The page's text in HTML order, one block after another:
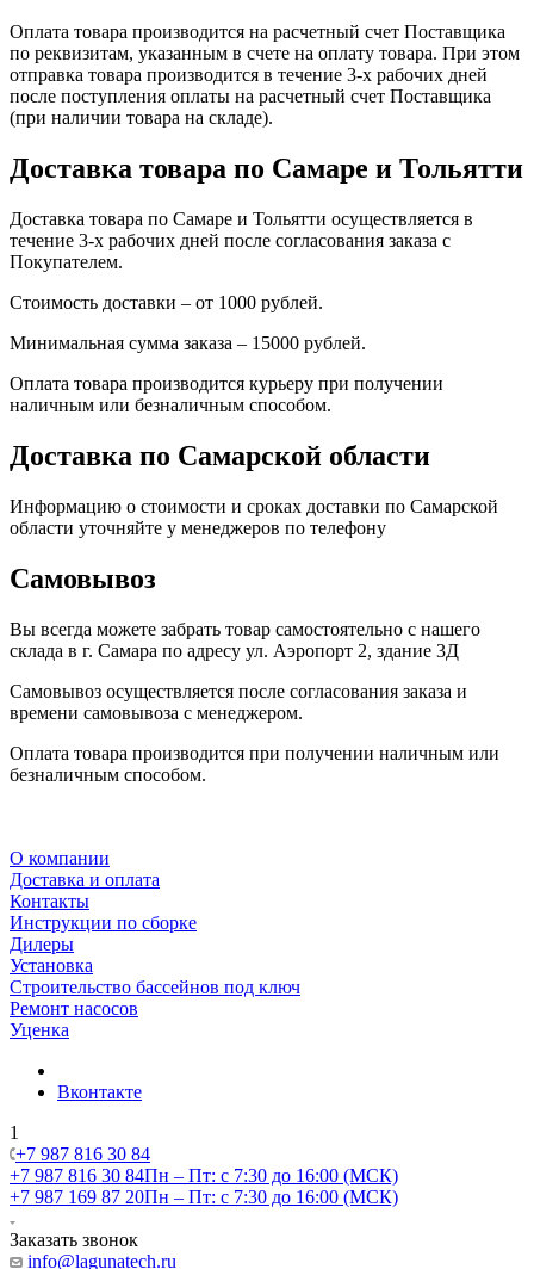
Оплата товара производится на расчетный счет Поставщика
по реквизитам, указанным в счете на оплату товара. При этом
отправка товара производится в течение 3-х рабочих дней
после поступления оплаты на расчетный счет Поставщика
(при наличии товара на складе).
Доставка товара по Самаре и Тольятти
Доставка товара по Самаре и Тольятти осуществляется в
течение 3-х рабочих дней после согласования заказа с
Покупателем.
Стоимость доставки – от 1000 рублей.
Минимальная сумма заказа – 15000 рублей.
Оплата товара производится курьеру при получении
наличным или безналичным способом.
Доставка по Самарской области
Информацию о стоимости и сроках доставки по Самарской
области уточняйте у менеджеров по телефону
Самовывоз
Вы всегда можете забрать товар самостоятельно с нашего
склада в г. Самара по адресу ул. Аэропорт 2, здание 3Д
Самовывоз осуществляется после согласования заказа и
времени самовывоза с менеджером.
Оплата товара производится при получении наличным или
безналичным способом.
О компании
Доставка и оплата
Контакты
Инструкции по сборке
Дилеры
Установка
Строительство бассейнов под ключ
Ремонт насосов
Уценка
Вконтакте
1
+7 987 816 30 84
+7 987 816 30 84Пн – Пт: с 7:30 до 16:00 (МСК)
+7 987 169 87 20Пн – Пт: с 7:30 до 16:00 (МСК)
Заказать звонок
info@lagunatech.ru